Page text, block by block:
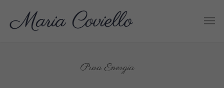
Pura Energia